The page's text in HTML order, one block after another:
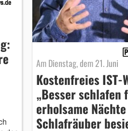
Am Dienstag, dem 21. Juni
Kostenfreies IST-
„Besser schlafen
erholsame
Schlafräuber